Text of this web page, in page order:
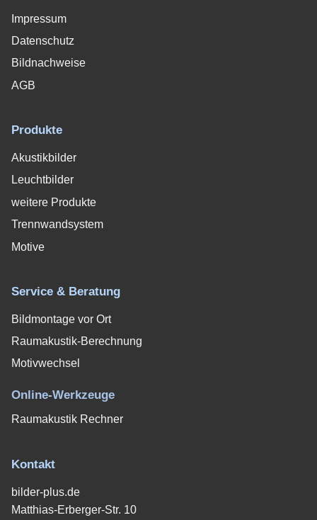
Impressum
Datenschutz
Bildnachweise
AGB
Produkte
Akustikbilder
Leuchtbilder
weitere Produkte
Trennwandsystem
Motive
Service & Beratung
Bildmontage vor Ort
Raumakustik-Berechnung
Motivwechsel
Online-Werkzeuge
Raumakustik Rechner
Kontakt
bilder-plus.de
Matthias-Erberger-Str. 10